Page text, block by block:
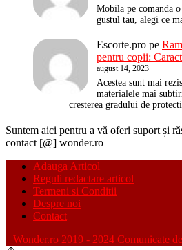
Mobila pe comanda
gustul tau, alegi ce
Escorte.pro pe
pentru copii:
august 14, 2023
Acestea sunt mai
materialele mai
cresterea gradului de
Suntem aici pentru a vă oferi suport și
contact [@] wonder.ro
Adauga Articol
Reguli redactare articol
Termeni si Conditii
Despre noi
Contact
Wonder.ro 2019 - 2024 Comunicate